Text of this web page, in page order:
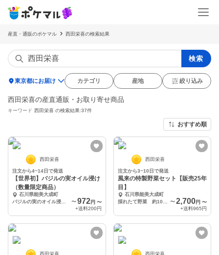
産直・通販のポケマル 西田栄喜の検索結果
検索
location_on東京都にお届け カテゴリ 産地 絞り込み
西田栄喜の産直通販・お取り寄せ商品
キーワード 西田栄喜 の検索結果:37件
おすすめ順
西田栄喜
注文から4~14日で発送
【世界初】バジルの実オイル浸け
（数量限定商品）
石川県能美大成町
〜 972円 〜
+送料200円
西田栄喜
注文から3~10日で発送
風来の特製野菜セット【販売25年
目】
石川県能美大成町
〜2,700円 〜
+送料965円
西田栄喜 西田栄喜